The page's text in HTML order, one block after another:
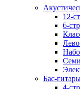
12-
6-
Бас-
4-